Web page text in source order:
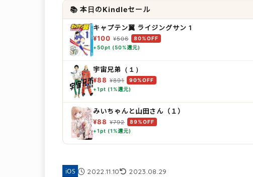
📚 本日のKindleセール
キャプテン翼 ライジングサン 1
¥100 ¥506
80%OFF
+50pt (50%還元)
宇宙兄弟（１）
¥88 ¥891
90%OFF
+1pt (1%還元)
みいちゃんと山田さん（１）
¥88 ¥792
89%OFF
+1pt (1%還元)
iOS 2022.11.10 2023.08.29